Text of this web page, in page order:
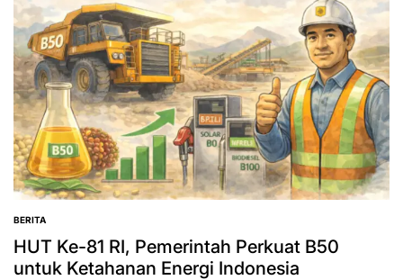
POSTED
IN
BERITA
HUT Ke-81 RI, Pemerintah Perkuat B50
untuk Ketahanan Energi Indonesia